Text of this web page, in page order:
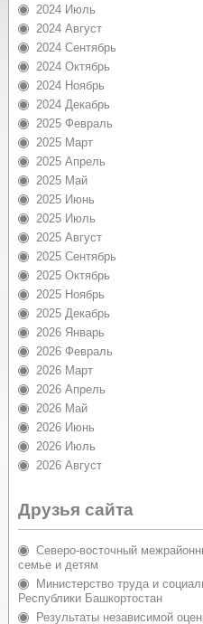
2024 Июль
2024 Август
2024 Сентябрь
2024 Октябрь
2024 Ноябрь
2024 Декабрь
2025 Февраль
2025 Март
2025 Апрель
2025 Май
2025 Июнь
2025 Июль
2025 Август
2025 Сентябрь
2025 Октябрь
2025 Ноябрь
2025 Декабрь
2026 Январь
2026 Февраль
2026 Март
2026 Апрель
2026 Май
2026 Июнь
2026 Июль
2026 Август
Друзья сайта
Северо-восточный
семье и детям
Министерство труда и
Республики Башкортостан
Результаты независимой